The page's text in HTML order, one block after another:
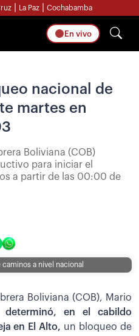
La Paz Cochabamba
En vivo
nacional de
martes en
Boliviana (COB)
para iniciar el
a partir de las 00:00 de
a nivel nacional
Boliviana (COB), Mario
determinó, en el cabildo
en El Alto, un bloqueo de